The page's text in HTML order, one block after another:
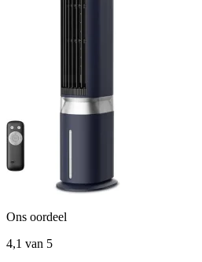
Ons oordeel
4,1 van 5